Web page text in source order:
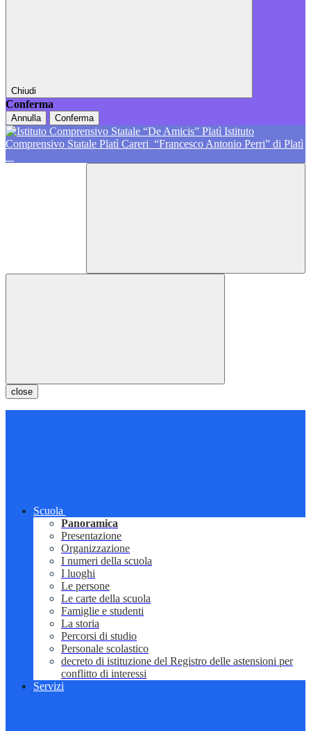
Chiudi
Conferma
Annulla Conferma
Istituto
Comprensivo Statale Platì Careri “Francesco Antonio Perri” di Platì
close
Scuola
Panoramica
Presentazione
Organizzazione
I numeri della scuola
I luoghi
Le persone
Le carte della scuola
Famiglie e studenti
La storia
Percorsi di studio
Personale scolastico
decreto di istituzione del Registro delle astensioni per
conflitto di interessi
Servizi